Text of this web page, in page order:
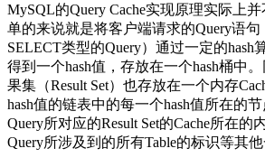
MySQL的Query Cache实现原理实际上
单的来说就是将客户端请求的Query语
SELECT类型的Query）通过一定的hash
得到一个hash值，存放在一个hash桶中
果集（Result Set）也存放在一个内存
hash值的链表中的每一个hash值所在的
Query所对应的Result Set的Cache所在的
Query所涉及到的所有Table的标识等其他